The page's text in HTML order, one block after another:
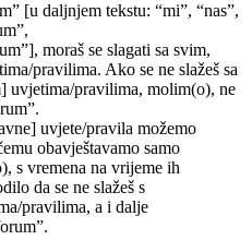
[u daljnjem tekstu: “mi”, “nas”,
moraš se slagati sa svim,
pravilima. Ako se ne slažeš sa
uvjetima/pravilima, molim(o), ne
uvjete/pravila možemo
obavještavamo samo
s vremena na vrijeme ih
da se ne slažeš s
pravilima, a i dalje